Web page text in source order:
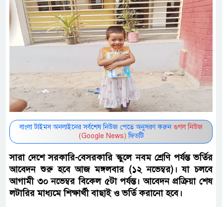
বাংলা টাইমস অনলাইনের সর্বশেষ নিউজ পেতে অনুসরণ করুন গুগল নিউজ
(Google News) ফিডটি
সারা দেশে সরকারি-বেসরকারি স্কুলে নবম শ্রেণি পর্যন্ত ভর্তির
আবেদন শুরু হবে আজ মঙ্গলবার (১২ নভেম্বর)। যা চলবে
আগামী ৩০ নভেম্বর বিকেল ৫টা পর্যন্ত। আবেদন প্রক্রিয়া শেষ
লটারির মাধ্যমে শিক্ষার্থী বাছাই ও ভর্তি করানো হবে।